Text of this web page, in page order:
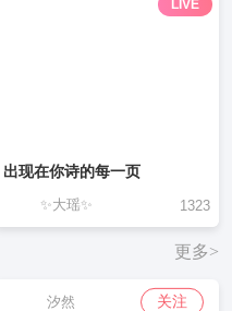
LIVE
出现在你诗的每一页
✨大瑶✨ 1323
更多>
汐然 关注